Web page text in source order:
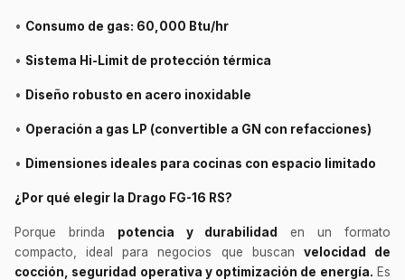
• Consumo de gas: 60,000 Btu/hr
• Sistema Hi-Limit de protección térmica
• Diseño robusto en acero inoxidable
• Operación a gas LP (convertible a GN con refacciones)
• Dimensiones ideales para cocinas con espacio limitado
¿Por qué elegir la Drago FG-16 RS?
Porque brinda potencia y durabilidad en un formato
compacto, ideal para negocios que buscan velocidad de
cocción, seguridad operativa y optimización de energía. Es